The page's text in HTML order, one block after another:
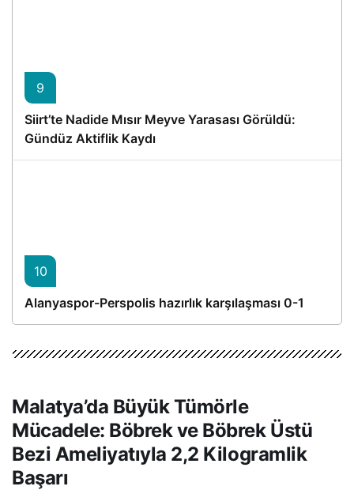
9
Siirt’te Nadide Mısır Meyve Yarasası Görüldü:
Gündüz Aktiflik Kaydı
10
Alanyaspor-Perspolis hazırlık karşılaşması 0-1
Malatya’da Büyük Tümörle
Mücadele: Böbrek ve Böbrek Üstü
Bezi Ameliyatıyla 2,2 Kilogramlik
Başarı